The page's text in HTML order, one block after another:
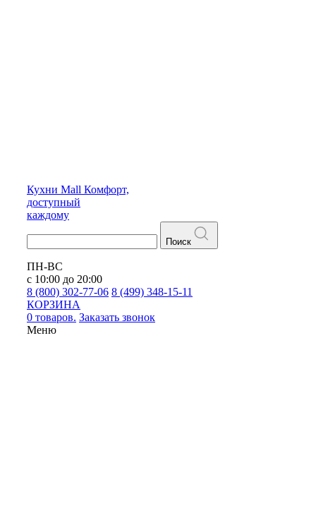
Кухни Mall Комфорт,
доступный
каждому
Поиск
ПН-ВС
с 10:00 до 20:00
8 (800) 302-77-06 8 (499) 348-15-11
КОРЗИНА
0 товаров. Заказать звонок
Меню